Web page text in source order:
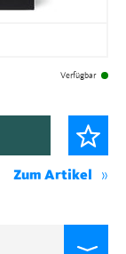
Verfügbar
Zum Artikel